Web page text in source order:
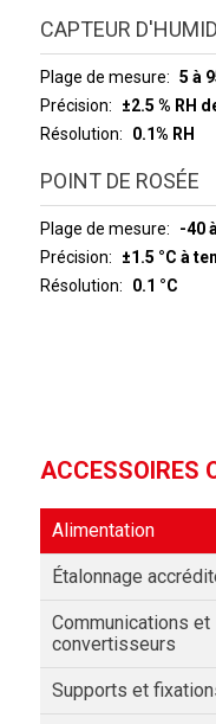
CAPTEUR
Plage de mesure
5 à
Précision
±2.5 % RH
Résolution
0.1% RH
POINT DE ROSÉE
Plage de mesure
-40
Précision
±1.5 °C à
Résolution
0.1 °C
ACCESSOIRES
Alimentation
Étalonnage
Communications et
convertisseurs
Supports et